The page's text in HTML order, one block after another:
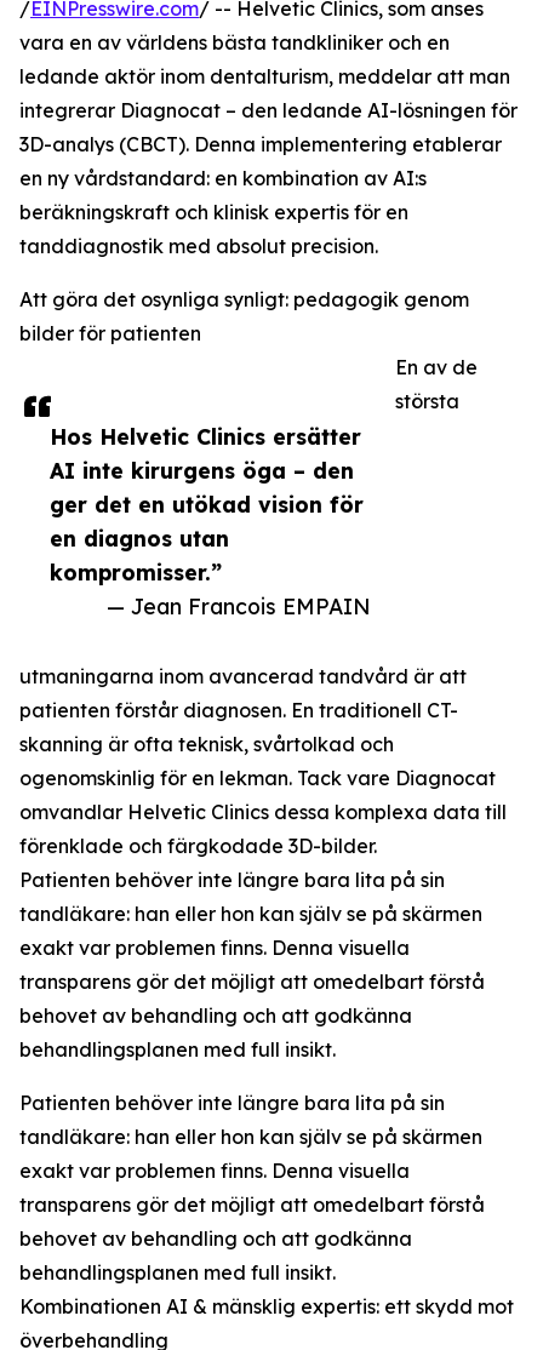
Hos Helvetic Clinics ersätter
AI inte kirurgens öga – den
ger det en utökad vision för
en diagnos utan
kompromisser.”
— Jean Francois EMPAIN
/EINPresswire.com/ -- Helvetic Clinics, som anses
vara en av världens bästa tandkliniker och en
ledande aktör inom dentalturism, meddelar att man
integrerar Diagnocat – den ledande AI-lösningen för
3D-analys (CBCT). Denna implementering etablerar
en ny vårdstandard: en kombination av AI:s
beräkningskraft och klinisk expertis för en
tanddiagnostik med absolut precision.
Att göra det osynliga synligt: pedagogik genom
bilder för patienten
En av de
största
utmaningarna inom avancerad tandvård är att
patienten förstår diagnosen. En traditionell CT-
skanning är ofta teknisk, svårtolkad och
ogenomskinlig för en lekman. Tack vare Diagnocat
omvandlar Helvetic Clinics dessa komplexa data till
förenklade och färgkodade 3D-bilder.
Patienten behöver inte längre bara lita på sin
tandläkare: han eller hon kan själv se på skärmen
exakt var problemen finns. Denna visuella
transparens gör det möjligt att omedelbart förstå
behovet av behandling och att godkänna
behandlingsplanen med full insikt.
Patienten behöver inte längre bara lita på sin
tandläkare: han eller hon kan själv se på skärmen
exakt var problemen finns. Denna visuella
transparens gör det möjligt att omedelbart förstå
behovet av behandling och att godkänna
behandlingsplanen med full insikt.
Kombinationen AI & mänsklig expertis: ett skydd mot
överbehandling